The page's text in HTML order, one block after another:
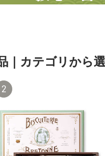
｜カテゴリから
2